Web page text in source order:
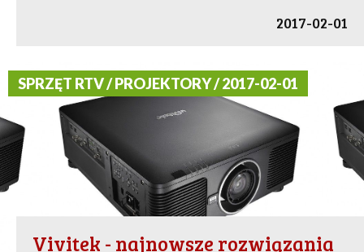
2017-02-01
SPRZĘT RTV / PROJEKTORY / 2017-02-01
Vivitek - najnowsze rozwiązania